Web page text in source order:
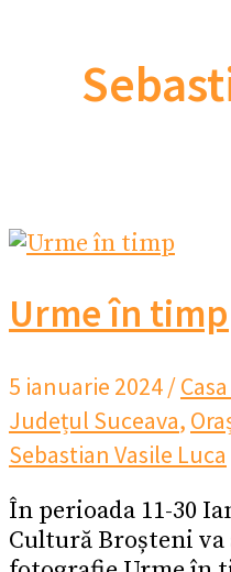
Urme în timp
5 ianuarie 2024/
Județul Suceava,
Sebastian Vasile Luca
În perioada 11-30
Cultură Broșteni va